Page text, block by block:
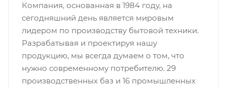
Компания, основанная в 1984 году, на
сегодняшний день является мировым
лидером по производству бытовой техники.
Разрабатывая и проектируя нашу
продукцию, мы всегда думаем о том, что
нужно современному потребителю. 29
производственных баз и 16 промышленных